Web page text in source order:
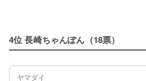
4位 長崎ちゃんぽん（18票）
ヤマダイ